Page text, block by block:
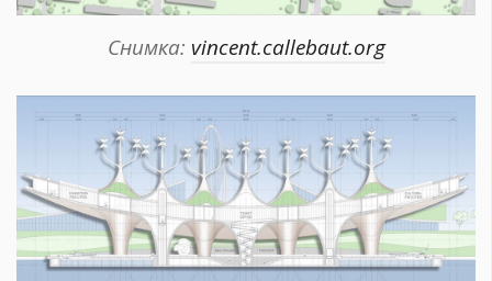
Снимка: vincent.callebaut.org